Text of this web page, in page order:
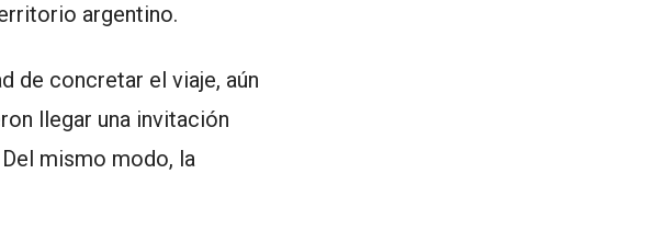
argentino.
de concretar el viaje, aún
llegar una invitación
mismo modo, la